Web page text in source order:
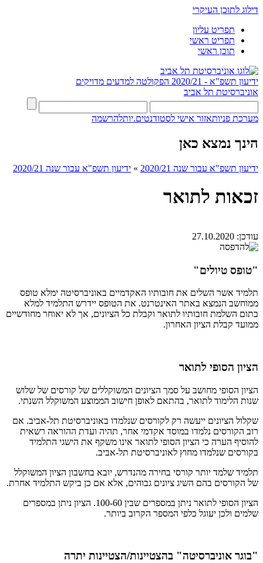
דילוג לתוכן העיקרי
תפריט עליון
תפריט ראשי
תוכן ראשי
ידיעון תשפ"א - 2020/21
הפקולטה למדעים מדויקים
אוניברסיטת תל אביב
מערכת פניותאזור אישי לסטודנטים.יותלהרשמה
הינך נמצא כאן
ידיעון תשפ"א עבור שנה 2020/21 » ידיעון תשפ"א עבור שנה 2020/21
זכאות לתואר
עודכן: 27.10.2020
"טופס טיולים"
תלמיד אשר השלים את חובותיו האקדמיים באוניברסיטה ימלא טופס
ממוחשב הנמצא באתר האינטרנט. את הטופס יידרש התלמיד למלא
בתום השלמת חובותיו לתואר וקבלת כל הציונים, אך לא יאוחר מחודשיים
ממועד קבלת הציון האחרון.
הציון הסופי לתואר
הציון הסופי מחושב על סמך הציונים המשוקללים של קורסים של שלוש
שנות הלימוד לתואר, בהתאם לאופן חישוב הממוצע המשוקלל השנתי.
שקלול הציונים ייעשה רק לקורסים שנלמדו באוניברסיטת תל-אביב. אם
רוב הקורסים נלמדו במוסד אקדמי אחר, תהיה ועדת ההוראה רשאית
להוסיף הערה כי הציון הסופי לתואר אינו משקף את הישגי התלמיד
בקורסים שנלמדו מחוץ לאוניברסיטת תל-אביב.
תלמיד שלמד יותר קורסי בחירה מהנדרש, יובא בחשבון הציון המשוקלל
של הקורסים בהם השיג ציונים גבוהים, אלא אם כן ביקש התלמיד אחרת.
הציון הסופי לתואר ניתן במספרים שבין 100-60. הציון ניתן במספרים
שלמים ולכן יעוגל כלפי המספר הקרוב ביותר.
"בוגר אוניברסיטה" בהצטיינות/הצטיינות יתרה